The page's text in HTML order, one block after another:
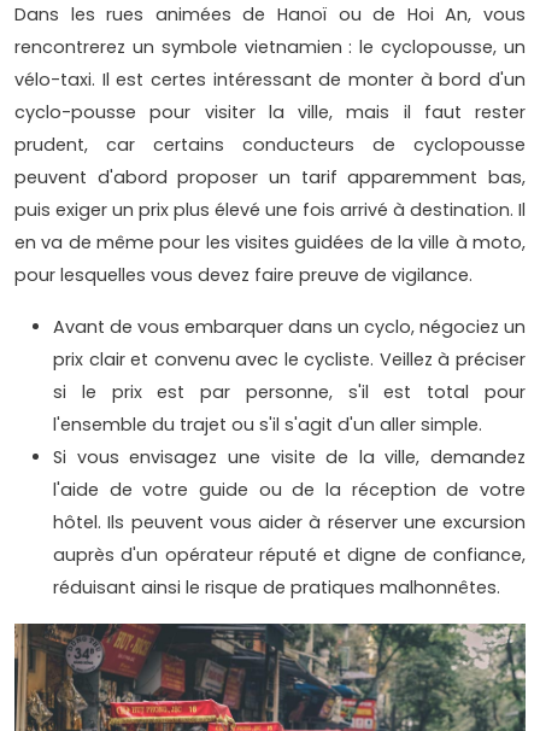
Dans les rues animées de Hanoï ou de Hoi An, vous
rencontrerez un symbole vietnamien : le cyclopousse, un
vélo-taxi. Il est certes intéressant de monter à bord d'un
cyclo-pousse pour visiter la ville, mais il faut rester
prudent, car certains conducteurs de cyclopousse
peuvent d'abord proposer un tarif apparemment bas,
puis exiger un prix plus élevé une fois arrivé à destination. Il
en va de même pour les visites guidées de la ville à moto,
pour lesquelles vous devez faire preuve de vigilance.
Avant de vous embarquer dans un cyclo, négociez un
prix clair et convenu avec le cycliste. Veillez à préciser
si le prix est par personne, s'il est total pour
l'ensemble du trajet ou s'il s'agit d'un aller simple.
Si vous envisagez une visite de la ville, demandez
l'aide de votre guide ou de la réception de votre
hôtel. Ils peuvent vous aider à réserver une excursion
auprès d'un opérateur réputé et digne de confiance,
réduisant ainsi le risque de pratiques malhonnêtes.